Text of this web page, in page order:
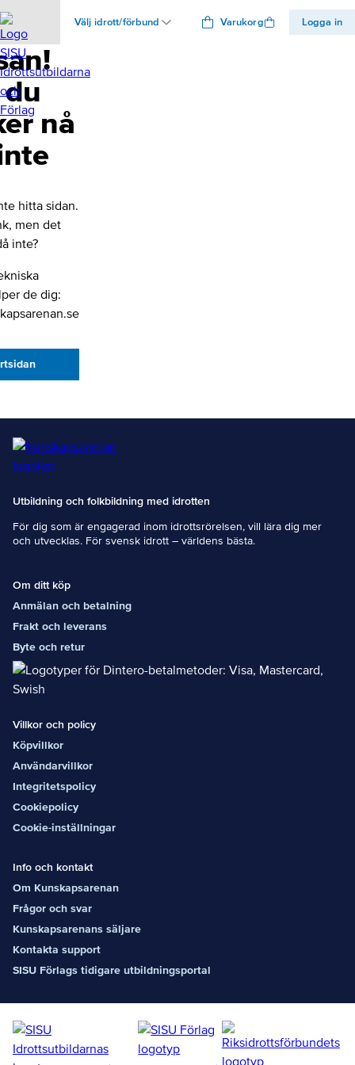
Välj idrott/förbund Varukorg Logga in
nå
hitta sidan.
men det
inte?
de dig:
Utbildning och folkbildning med idrotten
För dig som är engagerad inom idrottsrörelsen, vill lära dig mer
och utvecklas. För svensk idrott – världens bästa.
Om ditt köp
Anmälan och betalning
Frakt och leverans
Byte och retur
Villkor och policy
Köpvillkor
Användarvillkor
Integritetspolicy
Cookiepolicy
Cookie-inställningar
Info och kontakt
Om Kunskapsarenan
Frågor och svar
Kunskapsarenans säljare
Kontakta support
SISU Förlags tidigare utbildningsportal